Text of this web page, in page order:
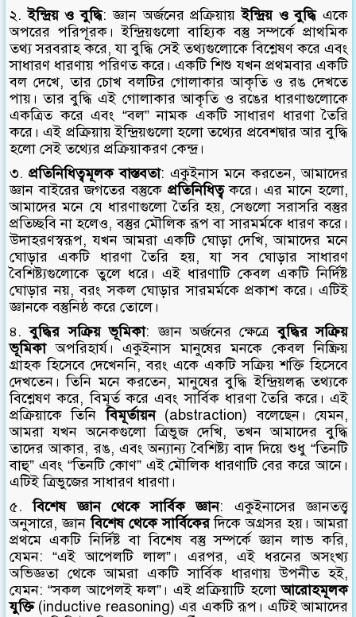
২.ইন্দ্রিয় ও বুদ্ধি: জ্ঞান অর্জনের প্রক্রিয়ায়ইন্দ্রিয় ও বুদ্ধিএকে
অপরের পরিপূরক। ইন্দ্রিয়গুলো বাহ্যিক বস্তু সম্পর্কে প্রাথমিক
তথ্য সরবরাহ করে, যা বুদ্ধি সেই তথ্যগুলোকে বিশ্লেষণ করে এবং
সাধারণ ধারণায় পরিণত করে। একটি শিশু যখন প্রথমবার একটি
বল দেখে, তার চোখ বলটির গোলাকার আকৃতি ও রঙ দেখতে
পায়। তার বুদ্ধি এই গোলাকার আকৃতি ও রঙের ধারণাগুলোকে
একত্রিত করে এবং “বল” নামক একটি সাধারণ ধারণা তৈরি
করে। এই প্রক্রিয়ায় ইন্দ্রিয়গুলো হলো তথ্যের প্রবেশদ্বার আর বুদ্ধি
হলো সেই তথ্যের প্রক্রিয়াকরণ কেন্দ্র।
৩. প্রতিনিধিত্বমূলক বাস্তবতা: একুইনাস মনে করতেন, আমাদের
জ্ঞান বাইরের জগতের বস্তুকে প্রতিনিধিত্বকরে। এর মানে হলো,
আমাদের মনে যে ধারণাগুলো তৈরি হয়, সেগুলো সরাসরি বস্তুর
প্রতিচ্ছবি না হলেও, বস্তুর মৌলিক রূপ বা সারমর্মকে ধারণ করে।
উদাহরণস্বরূপ, যখন আমরা একটি ঘোড়া দেখি, আমাদের মনে
ঘোড়ার একটি ধারণা তৈরি হয়, যা সব ঘোড়ার সাধারণ
বৈশিষ্ট্যগুলোকে তুলে ধরে। এই ধারণাটি কেবল একটি নির্দিষ্ট
ঘোড়ার নয়, বরং সকল ঘোড়ার সারমর্মকে প্রকাশ করে। এটিই
জ্ঞানকে বস্তুনিষ্ঠ করে তোলে।
৪.বুদ্ধির সক্রিয় ভূমিকা: জ্ঞান অর্জনের ক্ষেত্রেবুদ্ধির সক্রিয়
ভূমিকাঅপরিহার্য। একুইনাস মানুষের মনকে কেবল নিষ্ক্রিয়
গ্রাহক হিসেবে দেখেননি, বরং একে একটি সক্রিয় শক্তি হিসেবে
দেখতেন। তিনি মনে করতেন, মানুষের বুদ্ধি ইন্দ্রিয়লব্ধ তথ্যকে
বিশ্লেষণ করে, বিমূর্ত করে এবং সার্বিক ধারণা তৈরি করে। এই
প্রক্রিয়াকে তিনিবিমূর্তায়ন(abstraction) বলেছেন। যেমন,
আমরা যখন অনেকগুলো ত্রিভুজ দেখি, তখন আমাদের বুদ্ধি
তাদের আকার, রঙ, এবং অন্যান্য বৈশিষ্ট্য বাদ দিয়ে শুধু “তিনটি
বাহু” এবং “তিনটি কোণ” এই মৌলিক ধারণাটি বের করে আনে।
এটিই ত্রিভুজের সাধারণ ধারণা।
৫.বিশেষ জ্ঞান থেকে সার্বিক জ্ঞান: একুইনাসের জ্ঞানতত্ত্ব
অনুসারে, জ্ঞানবিশেষ থেকে সার্বিকেরদিকে অগ্রসর হয়। আমরা
প্রথমে একটি নির্দিষ্ট বা বিশেষ বস্তু সম্পর্কে জ্ঞান লাভ করি,
যেমন: “এই আপেলটি লাল”। এরপর, এই ধরনের অসংখ্য
অভিজ্ঞতা থেকে আমরা একটি সার্বিক ধারণায় উপনীত হই,
যেমন: “সকল আপেলই ফল”। এই প্রক্রিয়াটি হলোআরোহমূলক
যুক্তি(inductive reasoning) এর একটি রূপ। এটিই আমাদের